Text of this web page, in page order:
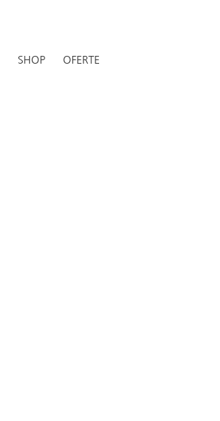
SHOP OFERTE